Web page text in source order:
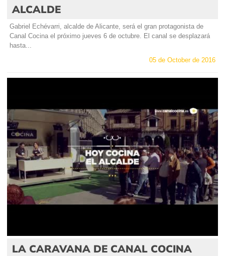
ALCALDE
Gabriel Echévarri, alcalde de Alicante, será el gran protagonista de
Canal Cocina el próximo jueves 6 de octubre. El canal se desplazará
hasta...
05 de October de 2016
LA CARAVANA DE CANAL COCINA